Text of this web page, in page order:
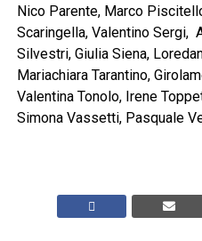
Nico Parente, Marco
Scaringella, Valentino Sergi,
Silvestri, Giulia Siena,
Mariachiara Tarantino,
Valentina Tonolo, Irene
Simona Vassetti, Pasquale